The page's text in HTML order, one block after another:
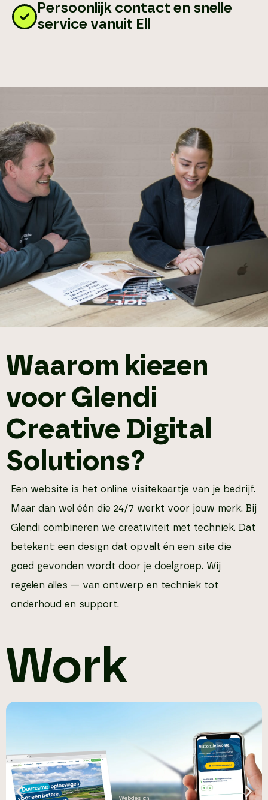
Persoonlijk contact en snelle
service vanuit Ell
Waarom kiezen
voor Glendi
Creative Digital
Solutions?
Een website is het online visitekaartje van je bedrijf.
Maar dan wel één die 24/7 werkt voor jouw merk. Bij
Glendi combineren we creativiteit met techniek. Dat
betekent: een design dat opvalt én een site die
goed gevonden wordt door je doelgroep. Wij
regelen alles — van ontwerp en techniek tot
onderhoud en support.
Work
Webdesign